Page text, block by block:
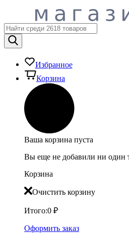
Избранное
Корзина
Ваша корзина пуста
Вы еще не добавили ни один
Корзина
Очистить корзину
Итого:0 ₽
Оформить заказ